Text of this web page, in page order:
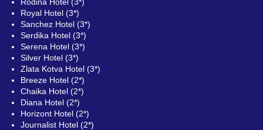
Royal Hotel (3*)
Sanchez Hotel (3*)
Serdika Hotel (3*)
Serena Hotel (3*)
Silver Hotel (3*)
Zlata Kotva Hotel (3*)
Breeze Hotel (2*)
Chaika Hotel (2*)
Diana Hotel (2*)
Horizont Hotel (2*)
Journalist Hotel (2*)